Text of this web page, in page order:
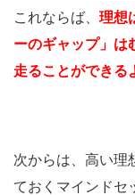
これならば、 理想
ーのギャップ」は
走ることができる
次からは、高い理
ておくマインドセ